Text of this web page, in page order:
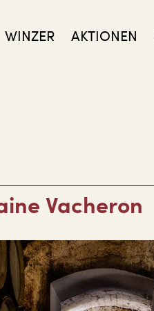
WINZER AKTIONEN
Vacheron